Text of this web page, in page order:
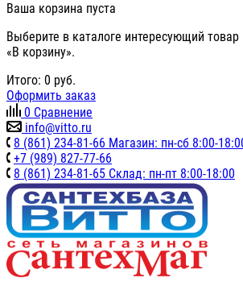
Ваша корзина пуста
Выберите в каталоге интересующий
«В корзину».
Итого: 0 руб.
Оформить заказ
0 Сравнение
info@vitto.ru
8 (861) 234-81-66 Магазин: пн-сб 8:00-
+7 (989) 827-77-66
8 (861) 234-81-65 Склад: пн-пт 8:00-18:00